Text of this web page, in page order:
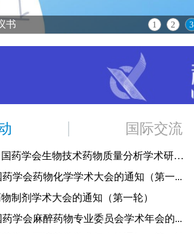
书 1 2 3
国际交流
关于举办第十四届中国药学会生物技术药物质量分析学术研讨会...
学会药物化学学术大会的通知（第一...
制剂学术大会的通知（第一轮）
学会麻醉药物专业委员会学术年会的...